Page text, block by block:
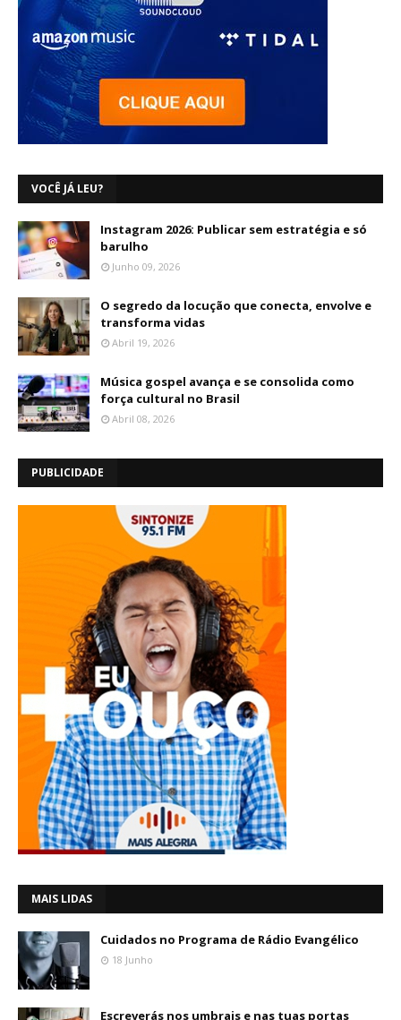
VOCÊ JÁ LEU?
Instagram 2026: Publicar sem estratégia e só
barulho
Junho 09, 2026
O segredo da locução que conecta, envolve e
transforma vidas
Abril 19, 2026
Música gospel avança e se consolida como
força cultural no Brasil
Abril 08, 2026
PUBLICIDADE
MAIS LIDAS
Cuidados no Programa de Rádio Evangélico
18 Junho
Escreverás nos umbrais e nas tuas portas